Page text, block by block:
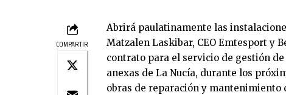
COMPARTIR
Abrirá paulatinamente las
Matzalen Laskibar, CEO Emtesport y
contrato para el servicio de gestión
anexas de La Nucía, durante los
obras de reparación y mantenimiento